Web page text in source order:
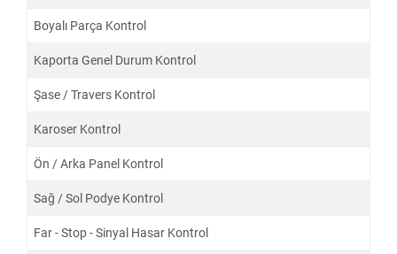
Boyalı Parça Kontrol
Kaporta Genel Durum Kontrol
Şase / Travers Kontrol
Karoser Kontrol
Ön / Arka Panel Kontrol
Sağ / Sol Podye Kontrol
Far - Stop - Sinyal Hasar Kontrol